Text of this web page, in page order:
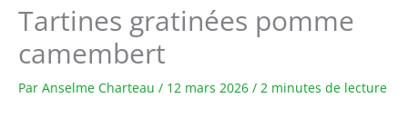
Tartines gratinées pomme
camembert
Par Anselme Charteau / 12 mars 2026 / 2 minutes de lecture